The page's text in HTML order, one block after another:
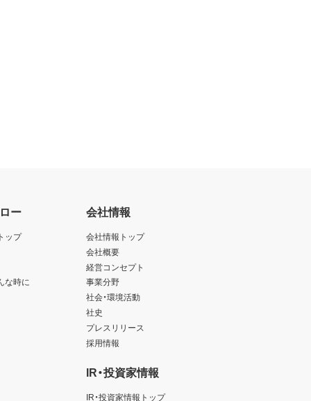
ー
ップ
な時に
会社情報
会社情報トップ
会社概要
経営コンセプト
事業分野
社会・環境活動
社史
プレスリリース
採用情報
IR・投資家情報
IR・投資家情報トップ